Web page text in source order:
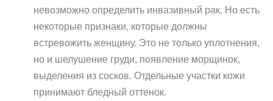
невозможно определить инвазивный рак. Но есть
некоторые признаки, которые должны
встревожить женщину. Это не только уплотнения,
но и шелушение груди, появление морщинок,
выделения из сосков. Отдельные участки кожи
принимают бледный оттенок.